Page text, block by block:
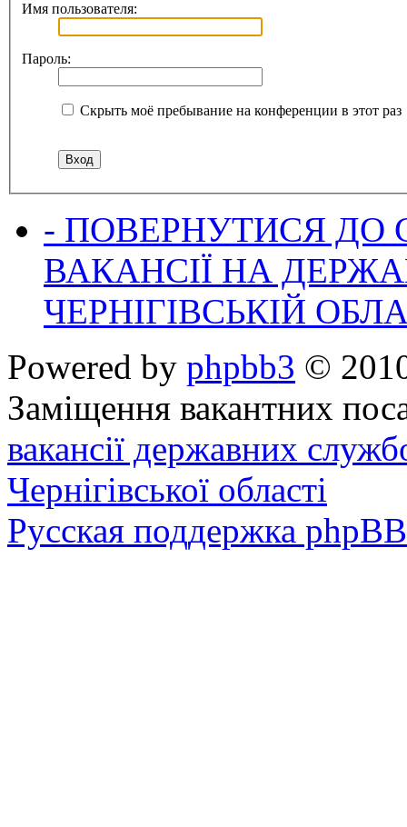
Имя пользователя:
Пароль:
Скрыть моё пребывание на конференции в этот раз
- ПОВЕРНУТИСЯ ДО
ВАКАНСІЇ НА
ЧЕРНІГІВСЬКІЙ
Powered by phpbb3 ©
Заміщення вакантних
вакансії державних
Чернігівської області
Русская поддержка phpBB